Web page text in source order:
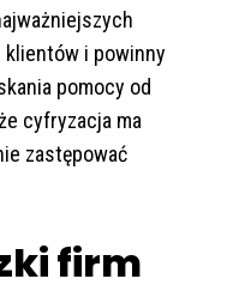
i powinny
pomocy od
cyfryzacja ma
zastępować
firm